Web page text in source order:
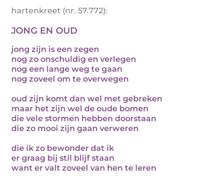
hartenkreet (nr. 57.772):
JONG EN OUD
jong zijn is een zegen
nog zo onschuldig en verlegen
nog een lange weg te gaan
nog zoveel om te overwegen
oud zijn komt dan wel met gebreken
maar het zijn wel de oude bomen
die vele stormen hebben doorstaan
die zo mooi zijn gaan verweren
die ik zo bewonder dat ik
er graag bij stil blijf staan
want er valt zoveel van hen te leren